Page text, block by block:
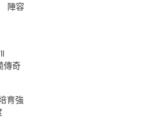
陣容
傳奇
育強